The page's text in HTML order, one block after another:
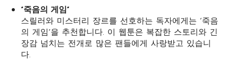
‘죽음의 게임’
스릴러와 미스터리 장르를 선호하는 독자에게는 ‘죽음
의 게임’을 추천합니다. 이 웹툰은 복잡한 스토리와 긴
장감 넘치는 전개로 많은 팬들에게 사랑받고 있습니
다.